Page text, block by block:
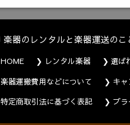
楽器のレンタルと楽器運送の
HOME レンタル楽器 選ば
楽器運搬費用などについて
キ
特定商取引法に基づく表記
プ